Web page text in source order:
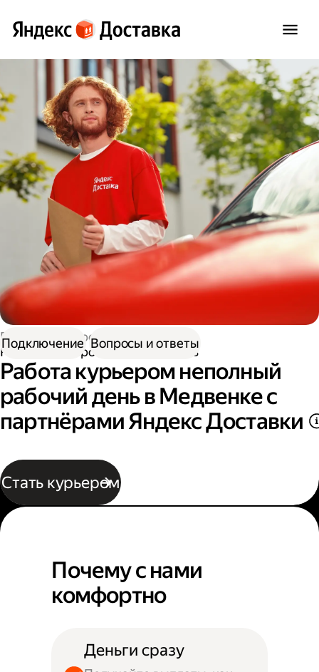
Работа курьером
Работа курьером неполный день
Работа курьером неполный
рабочий день в Медвенке с
партнёрами Яндекс Доставки
Стать курьером
Подключение Вопросы и ответы
Почему с нами
комфортно
Деньги сразу